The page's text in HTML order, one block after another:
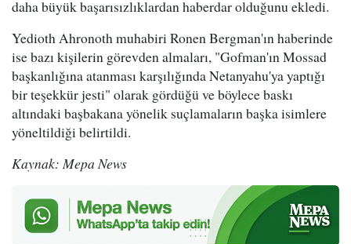
daha büyük başarısızlıklardan haberdar olduğunu ekledi.
Yedioth Ahronoth muhabiri Ronen Bergman'ın haberinde
ise bazı kişilerin görevden almaları, "Gofman'ın Mossad
başkanlığına atanması karşılığında Netanyahu'ya yaptığı
bir teşekkür jesti" olarak gördüğü ve böylece baskı
altındaki başbakana yönelik suçlamaların başka isimlere
yöneltildiği belirtildi.
Kaynak: Mepa News